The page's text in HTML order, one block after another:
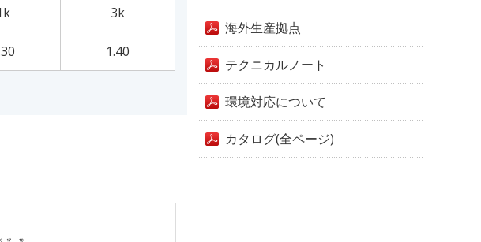
3k
1.40
海外生産拠点
テクニカルノート
環境対応について
カタログ(全ページ)